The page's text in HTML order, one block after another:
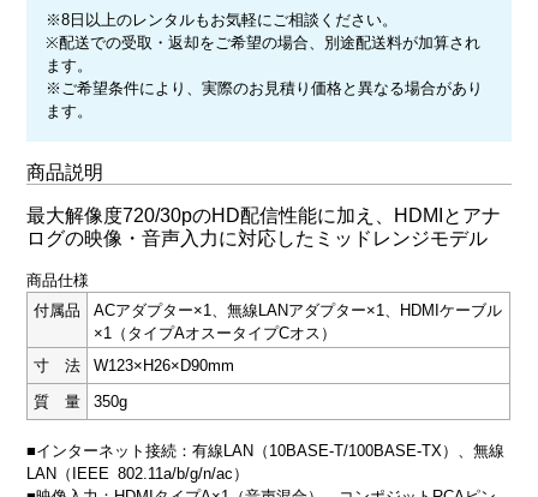
※8日以上のレンタルもお気軽にご相談ください。
※配送での受取・返却をご希望の場合、別途配送料が加算され
ます。
※ご希望条件により、実際のお見積り価格と異なる場合があり
ます。
商品説明
最大解像度720/30pのHD配信性能に加え、HDMIとアナ
ログの映像・音声入力に対応したミッドレンジモデル
商品仕様
付属品
ACアダプター×1、無線LANアダプター×1、HDMIケーブル
×1（タイプAオスータイプCオス）
寸 法
W123×H26×D90mm
質 量
350g
■インターネット接続：有線LAN（10BASE-T/100BASE-TX）、無線
LAN（IEEE 802.11a/b/g/n/ac）